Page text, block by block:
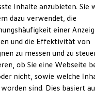
Dieselkraftstoff
und Betriebsflüssigkeiten
und Lifestyle
Business
& Hybridfahrzeuge
Ansatz
Strom
nur natürliche
18 Jahre alt und voll
Inhalte anzubieten. Sie
dazu verwendet, die
einer
und die Effektivität von
zu messen und zu
ob Sie eine Webseite
nicht, sowie welche
sind. Dies basiert